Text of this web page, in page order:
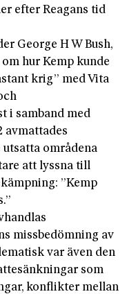
efter Reagans tid
George H W Bush,
hur Kemp kunde
krig” med Vita
i samband med
avmattades
områdena
att lyssna till
”Kemp
missbedömning av
var även den
som
konflikter mellan